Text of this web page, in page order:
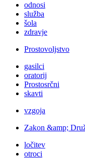
odnosi
služba
šola
zdravje
Prostovoljstvo
gasilci
oratorij
Prostosrčni
skavti
vzgoja
Zakon &amp;
ločitev
otroci